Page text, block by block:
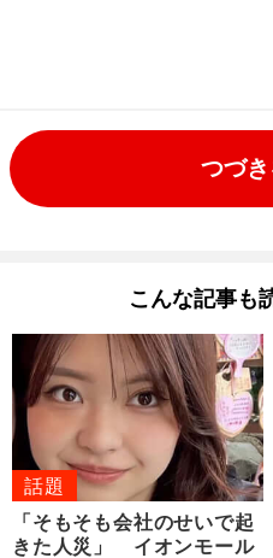
つづ
こんな記事も
話題
「そもそも会社のせいで起
きた人災」 イオンモール